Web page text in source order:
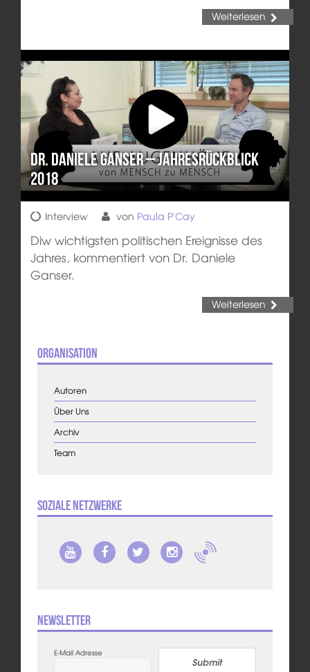
Weiterlesen
Dr. Daniele Ganser – Jahresrückblick
2018
Interview von Paula P'Cay
Diw wichtigsten politischen Ereignisse des
Jahres, kommentiert von Dr. Daniele
Ganser.
Weiterlesen
Organisation
Autoren
Über Uns
Archiv
Team
Soziale Netzwerke
Newsletter
E-Mail Adresse
Submit